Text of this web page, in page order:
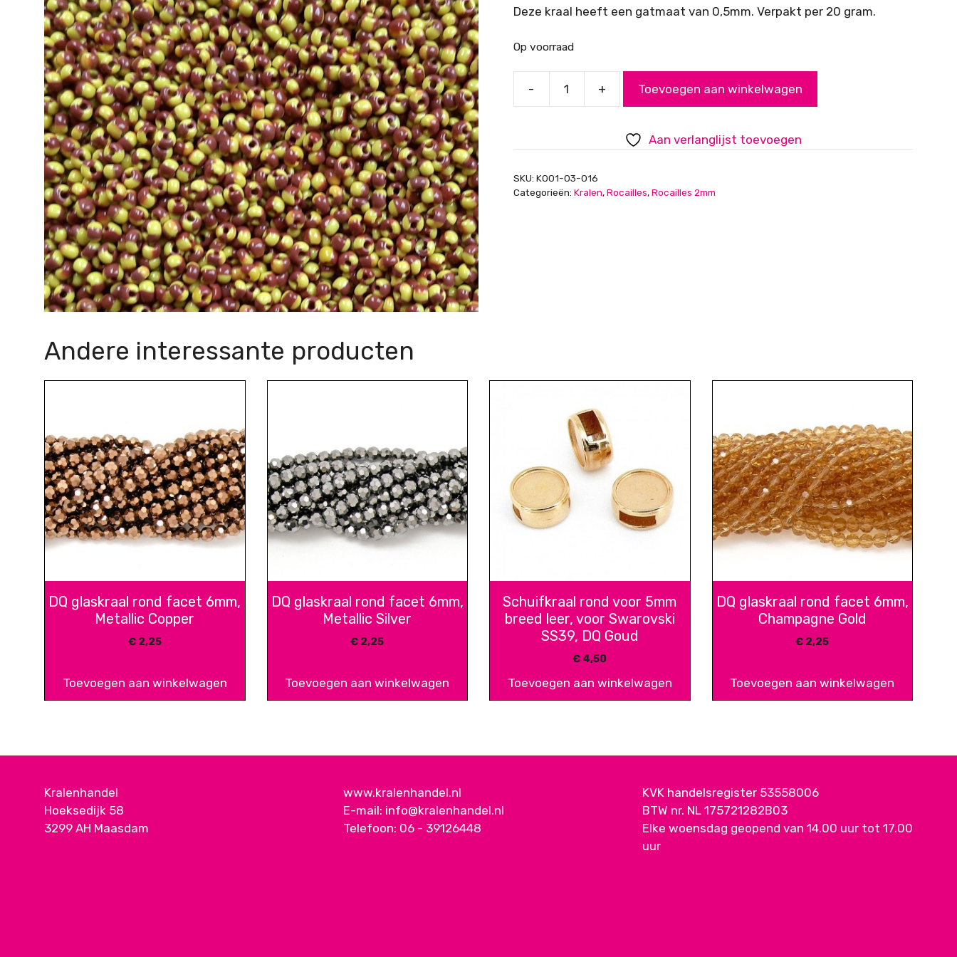
Deze kraal heeft een gatmaat van 0,5mm. Verpakt per 20 gram.
Op voorraad
-
gestreept,
aantal
+ Toevoegen aan winkelwagen
Aan verlanglijst toevoegen
SKU: K001-03-016
Categorieën: Kralen,Rocailles,Rocailles 2mm
Andere interessante producten
DQ glaskraal rond facet 6mm,
Metallic Copper
€2,25
Toevoegen aan winkelwagen
DQ glaskraal rond facet 6mm,
Metallic Silver
€ 2,25
Toevoegen aan winkelwagen
Schuifkraal rond voor 5mm
breed leer, voor Swarovski
SS39, DQ Goud
€ 4,50
Toevoegen aan winkelwagen
DQ glaskraal rond facet 6mm,
Champagne Gold
€ 2,25
Toevoegen aan winkelwagen
Kralenhandel
Hoeksedijk 58
3299 AH Maasdam
www.kralenhandel.nl
E-mail: info@kralenhandel.nl
Telefoon: 06 - 39126448
KVK handelsregister 53558006
BTW nr. NL 175721282B03
Elke woensdag geopend van 14.00 uur tot 17.00
uur